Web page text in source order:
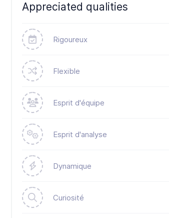
Appreciated qualities
Rigoureux
Flexible
Esprit d'équipe
Esprit d'analyse
Dynamique
Curiosité